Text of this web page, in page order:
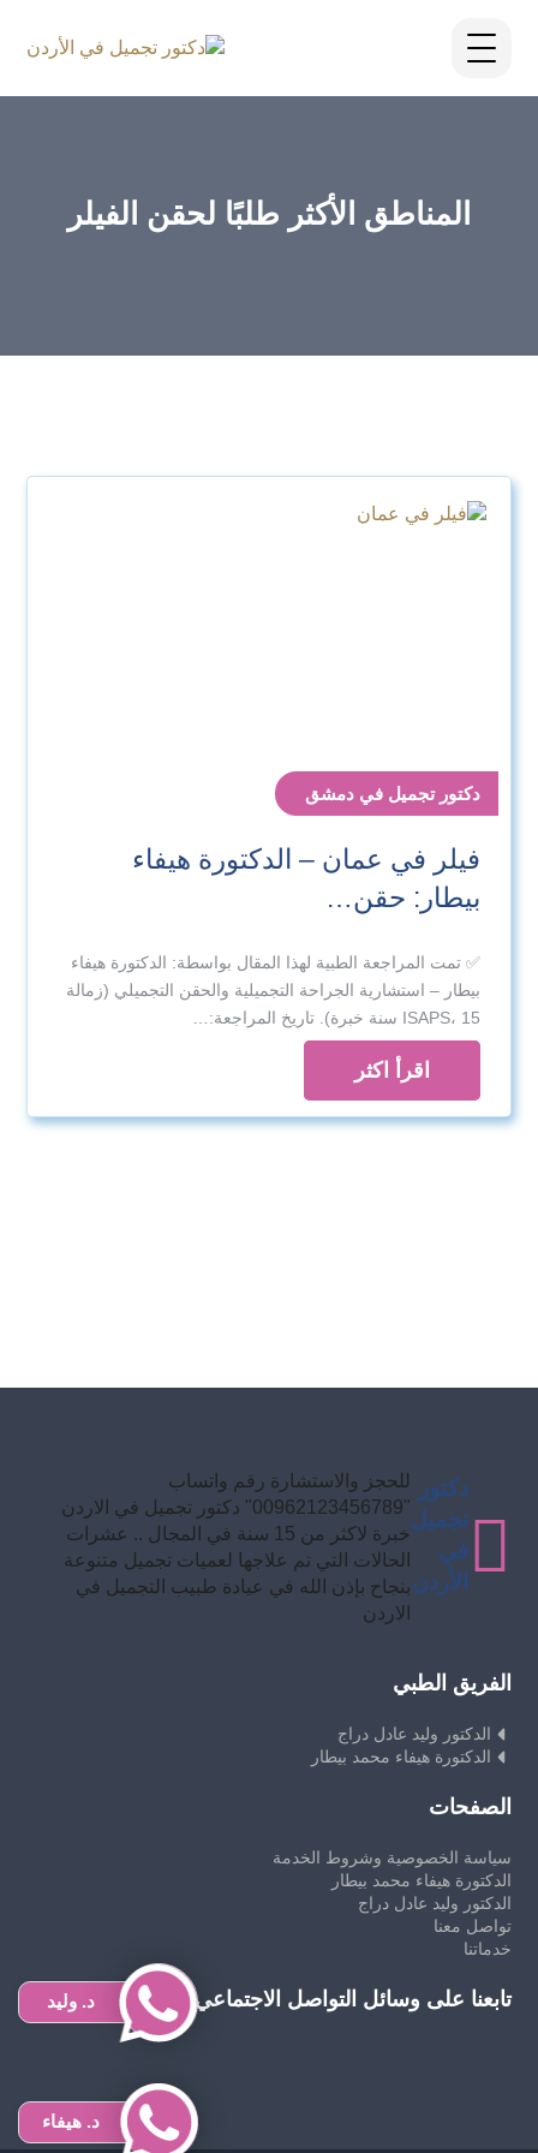
المناطق الأكثر طلبًا لحقن الفيلر
دكتور تجميل في دمشق
فيلر في عمان – الدكتورة هيفاء
بيطار: حقن…
✅ تمت المراجعة الطبية لهذا المقال بواسطة: الدكتورة هيفاء
بيطار – استشارية الجراحة التجميلية والحقن التجميلي (زمالة
ISAPS، 15 سنة خبرة). تاريخ المراجعة:…
اقرأ اكثر
دكتور
تجميل
في
الأردن
للحجز والاستشارة رقم واتساب
"00962123456789" دكتور تجميل في الاردن
خبرة لاكثر من 15 سنة في المجال .. عشرات
الحالات التي تم علاجها لعميات تجميل متنوعة
بنجاح بإذن الله في عيادة طبيب التجميل في
الاردن
الفريق الطبي
الدكتور وليد عادل دراج
الدكتورة هيفاء محمد بيطار
الصفحات
سياسة الخصوصية وشروط الخدمة
الدكتورة هيفاء محمد بيطار
الدكتور وليد عادل دراج
تواصل معنا
خدماتنا
تابعنا على وسائل التواصل الاجتماعي د. وليد
د. هيفاء